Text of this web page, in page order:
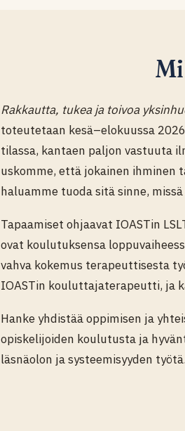
Rakkautta, tukea ja toivoa
toteutetaan kesä–elokuussa
tilassa, kantaen paljon vastuuta
uskomme, että jokainen
haluamme tuoda sitä sinne,
Tapaamiset ohjaavat IOASTin
ovat koulutuksensa
vahva kokemus terapeuttisesta
IOASTin kouluttajaterapeutti, ja
Hanke yhdistää oppimisen ja
opiskelijoiden koulutusta ja
läsnäolon ja systeemisyyden työtä.